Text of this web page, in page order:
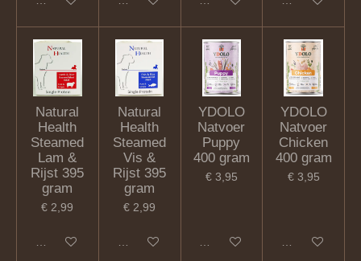
Natural
Health
Steamed
Lam &
Rijst 395
gram
€ 2,99
In winkelwagen
Natural
Health
Steamed
Vis &
Rijst 395
gram
€ 2,99
In winkelwagen
YDOLO
Natvoer
Puppy
400 gram
€ 3,95
In winkelwagen
YDOLO
Natvoer
Chicken
400 gram
€ 3,95
In winkelwagen